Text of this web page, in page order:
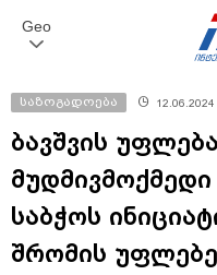
Geo
საზოგადოება 12.06.2024
ბავშვის
საბჭოს
შრომის